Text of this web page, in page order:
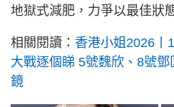
地獄式減肥，力爭以最佳狀
相關閱讀： 香港小姐2026丨
大戰逐個睇 5號魏欣、8號
鏡